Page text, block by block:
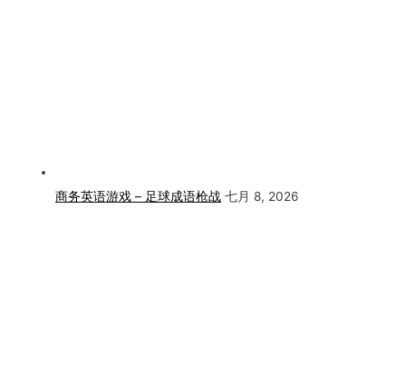
商务英语游戏 – 足球成语枪战 七月 8, 2026